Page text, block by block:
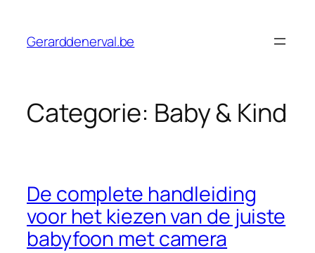
Gerarddenerval.be
Categorie: Baby & Kind
De complete handleiding
voor het kiezen van de juiste
babyfoon met camera